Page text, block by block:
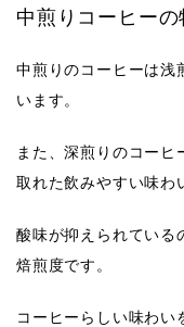
中煎りコーヒーの
中煎りのコーヒーは浅
います。
また、深煎りのコー
取れた飲みやすい味わ
酸味が抑えられている
焙煎度です。
コーヒーらしい味わい